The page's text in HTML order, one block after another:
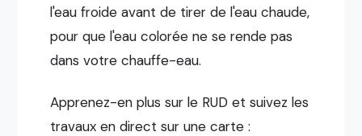
l'eau froide avant de tirer de l'eau chaude,
pour que l'eau colorée ne se rende pas
dans votre chauffe-eau.
Apprenez-en plus sur le RUD et suivez les
travaux en direct sur une carte :